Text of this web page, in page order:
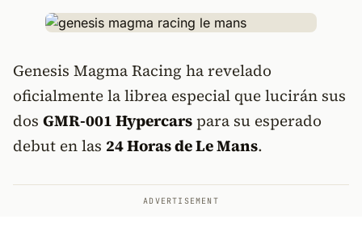
Genesis Magma Racing ha revelado
oficialmente la librea especial que lucirán sus
dos GMR-001 Hypercarspara su esperado
debut en las 24 Horas de Le Mans.
ADVERTISEMENT